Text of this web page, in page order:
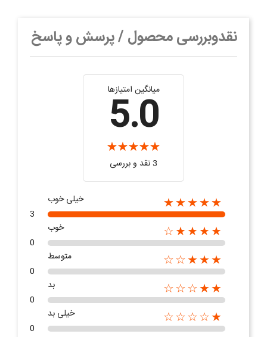
نقدوبررسی محصول / پرسش و پاسخ
میانگین امتیازها
5.0
3 نقد و بررسی‌‌
★★★★★
خیلی خوب
3
★★★★☆
خوب
0
★★★☆☆
متوسط
0
★★☆☆☆
بد
0
★☆☆☆☆
خیلی بد
0